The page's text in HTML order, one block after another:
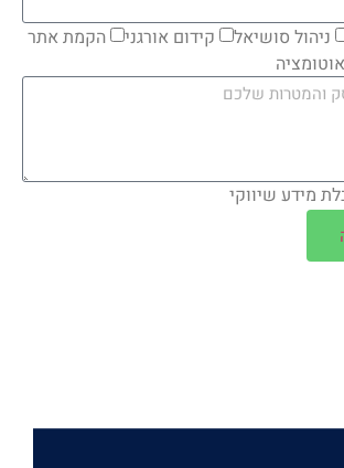
ניהול סושיאל קידום אורגני
הקמת אתר
אוטומציה
מידע שיווקי